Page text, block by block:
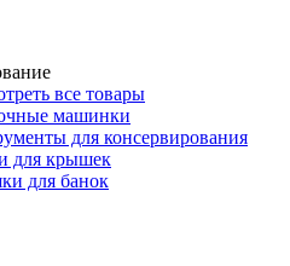
все товары
машинки
для консервирования
для крышек
для банок